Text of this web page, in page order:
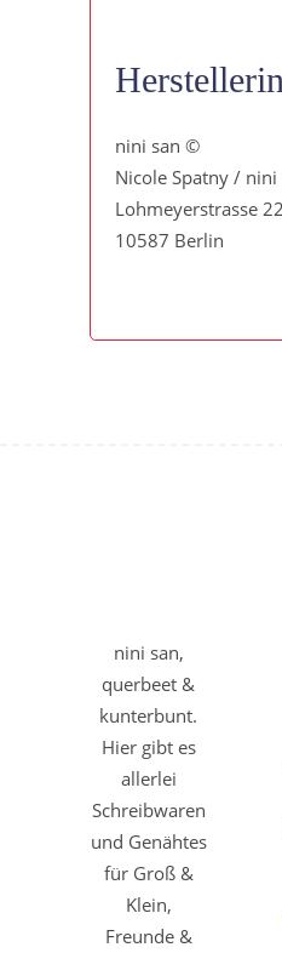
nini san ©
Nicole Spatny / nini
Lohmeyerstrasse 22
10587 Berlin
nini san,
querbeet &
kunterbunt.
Hier gibt es
allerlei
Schreibwaren
und Genähtes
für Groß &
Klein,
Freunde &